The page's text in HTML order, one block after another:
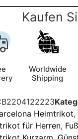
Kaufen
Worldwide
Shipping
Heimtrikot,
für Herren,